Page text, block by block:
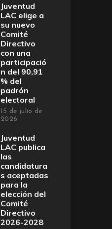
Juventud
LAC elige a
su nuevo
Comité
Directivo
con una
participació
n del 90,91
% del
padrón
electoral
15 de julio de
2026
Juventud
LAC publica
las
candidatura
s aceptadas
para la
elección del
Comité
Directivo
2026-2028